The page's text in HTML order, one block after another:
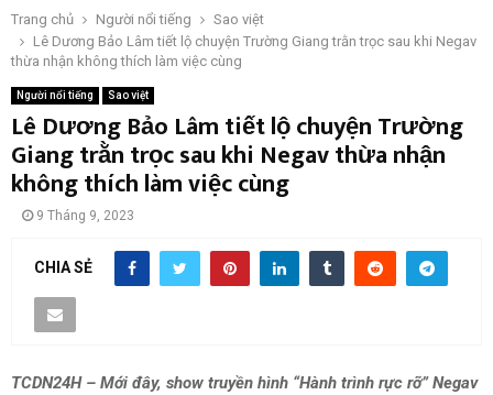
Trang chủ Người nổi tiếng
Sao việt
Lê Dương Bảo Lâm tiết lộ chuyện Trường Giang trằn trọc sau khi Negav
thừa nhận không thích làm việc cùng
Người nổi tiếng Sao việt
Lê Dương Bảo Lâm tiết lộ chuyện Trường
Giang trằn trọc sau khi Negav thừa nhận
không thích làm việc cùng
9 Tháng 9, 2023
CHIA SẺ
TCDN24H – Mới đây, show truyền hình “Hành trình rực rỡ” Negav